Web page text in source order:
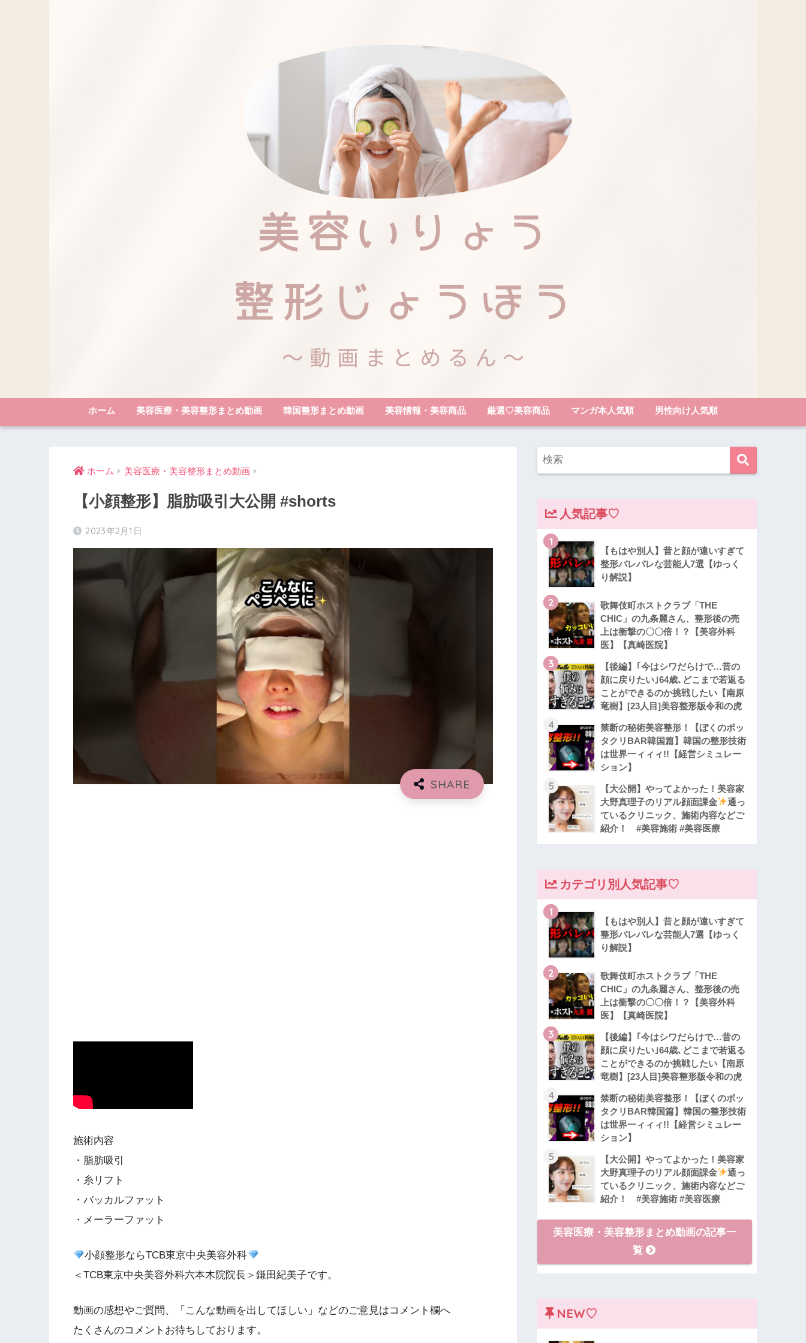
ホーム 美容医療・美容整形まとめ動画 韓国整形まとめ動画 美容情報・美容商品 厳選♡美容商品 マンガ本人気順 男性向け人気順
ホーム 美容医療・美容整形まとめ動画
【小顔整形】脂肪吸引大公開 #shorts
2023年2月1日
施術内容
・脂肪吸引
・糸リフト
・バッカルファット
・メーラーファット
小顔整形ならTCB東京中央美容外科
＜TCB東京中央美容外科六本木院院長＞鎌田紀美子です。
動画の感想やご質問、「こんな動画を出してほしい」などのご意見はコメント欄へ
たくさんのコメントお待ちしております。
人気記事♡
1
【もはや別人】昔と顔が違いすぎて
整形バレバレな芸能人7選【ゆっく
り解説】
2
歌舞伎町ホストクラブ「THE
CHIC」の九条麗さん、整形後の売
上は衝撃の〇〇倍！？【美容外科
医】【真崎医院】
3
【後編】｢今はシワだらけで…昔の
顔に戻りたい｣64歳､どこまで若返る
ことができるのか挑戦したい【南原
竜樹】[23人目]美容整形版令和の虎
4
禁断の秘術美容整形！【ぼくのボッ
タクリBAR韓国篇】韓国の整形技術
は世界一ィィィ!!【経営シミュレー
ション】
5
【大公開】やってよかった！美容家
大野真理子のリアル顔面課金
通っ
ているクリニック、施術内容などご
紹介！ #美容施術 #美容医療
カテゴリ別人気記事♡
1
【もはや別人】昔と顔が違いすぎて
整形バレバレな芸能人7選【ゆっく
り解説】
2
歌舞伎町ホストクラブ「THE
CHIC」の九条麗さん、整形後の売
上は衝撃の〇〇倍！？【美容外科
医】【真崎医院】
3
【後編】｢今はシワだらけで…昔の
顔に戻りたい｣64歳､どこまで若返る
ことができるのか挑戦したい【南原
竜樹】[23人目]美容整形版令和の虎
4
禁断の秘術美容整形！【ぼくのボッ
タクリBAR韓国篇】韓国の整形技術
は世界一ィィィ!!【経営シミュレー
ション】
5
【大公開】やってよかった！美容家
大野真理子のリアル顔面課金
通っ
ているクリニック、施術内容などご
紹介！ #美容施術 #美容医療
美容医療・美容整形まとめ動画の記事一
覧
NEW♡